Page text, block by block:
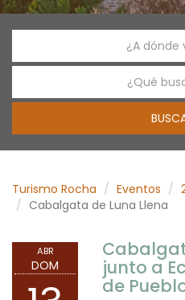
¿A dónde
¿Qué
Turismo Rocha Eventos
Cabalgata de Luna Llena
ABR
DOM junto a
de